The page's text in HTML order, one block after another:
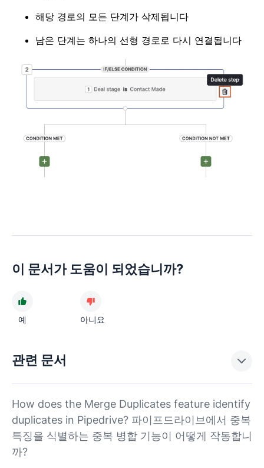
해당 경로의 모든 단계가 삭제됩니다
남은 단계는 하나의 선형 경로로 다시 연결됩니다
이 문서가 도움이 되었습니까?
예 아니요
관련 문서
How does the Merge Duplicates feature identify
duplicates in Pipedrive? 파이프드라이브에서 중복
특징을 식별하는 중복 병합 기능이 어떻게 작동합니
까?